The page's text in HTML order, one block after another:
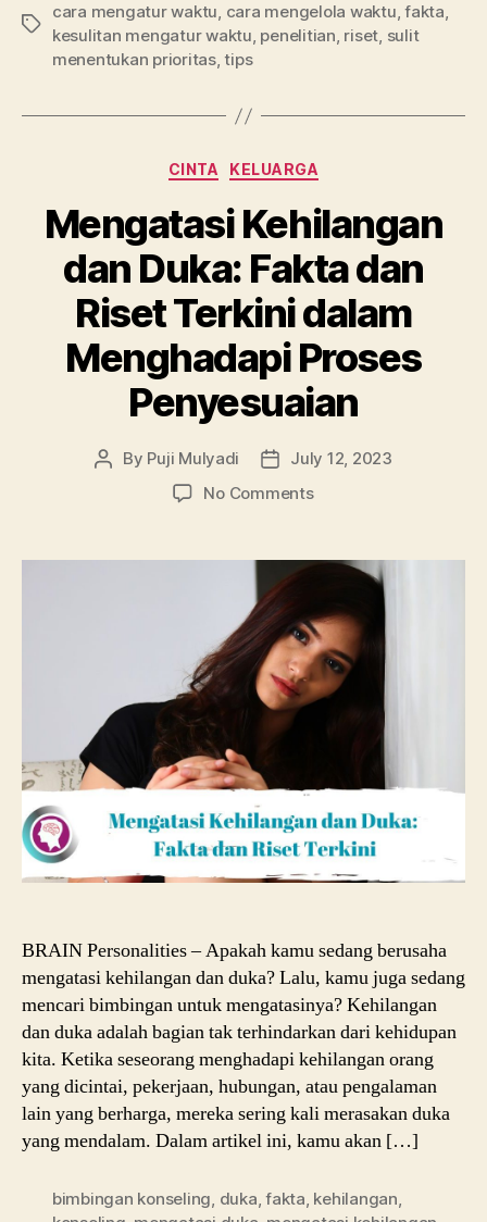
Tags
cara mengatur waktu, cara mengelola waktu,fakta,
kesulitan mengatur waktu, penelitian, riset, sulit
menentukan prioritas,tips
Categories
CINTA KELUARGA
Mengatasi Kehilangan
dan Duka: Fakta dan
Riset Terkini dalam
Menghadapi Proses
Penyesuaian
Post
By Puji Mulyadi
PostJuly 12, 2023
No Commentson
dan
Fakta
dan
Riset
Terkini
dalam
Menghadapi
Penyesuaian
BRAIN Personalities – Apakah kamu sedang berusaha
mengatasi kehilangan dan duka? Lalu, kamu juga sedang
mencari bimbingan untuk mengatasinya? Kehilangan
dan duka adalah bagian tak terhindarkan dari kehidupan
kita. Ketika seseorang menghadapi kehilangan orang
yang dicintai, pekerjaan, hubungan, atau pengalaman
lain yang berharga, mereka sering kali merasakan duka
yang mendalam. Dalam artikel ini, kamu akan […]
bimbingan konseling, duka,fakta, kehilangan,